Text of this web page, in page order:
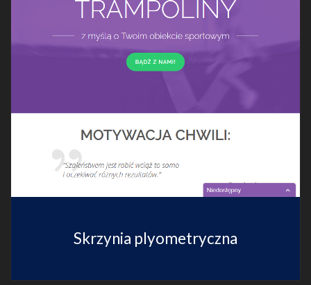
Skrzynia plyometryczna